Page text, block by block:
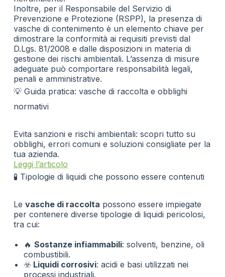
Inoltre, per il Responsabile del Servizio di
Prevenzione e Protezione (RSPP), la presenza di
vasche di contenimento è un elemento chiave per
dimostrare la conformità ai requisiti previsti dal
D.Lgs. 81/2008 e dalle disposizioni in materia di
gestione dei rischi ambientali. L’assenza di misure
adeguate può comportare responsabilità legali,
penali e amministrative.
💡 Guida pratica: vasche di raccolta e obblighi
normativi
Evita sanzioni e rischi ambientali: scopri tutto su
obblighi, errori comuni e soluzioni consigliate per la
tua azienda.
Leggi l’articolo
🧪 Tipologie di liquidi che possono essere contenuti
Le vasche di raccolta possono essere impiegate
per contenere diverse tipologie di liquidi pericolosi,
tra cui:
🔥 Sostanze infiammabili: solventi, benzine, oli
combustibili.
☣️ Liquidi corrosivi: acidi e basi utilizzati nei
processi industriali.